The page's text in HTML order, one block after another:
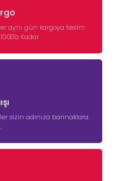
aynı gün kargoya teslim
Kadar
sizin adınıza barınaklara